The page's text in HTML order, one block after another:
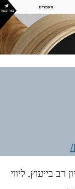
בייעוץ, ליווי